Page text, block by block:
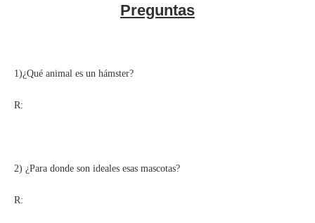
Preguntas
1)¿Qué animal es un hámster?
R:
2) ¿Para donde son ideales esas mascotas?
R: